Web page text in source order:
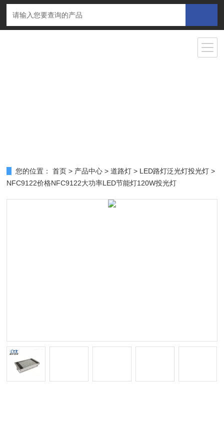
您的位置： 首页 > 产品中心 >道路灯 > LED路灯泛光灯投光灯 >
NFC9122价格NFC9122大功率LED节能灯120W投光灯